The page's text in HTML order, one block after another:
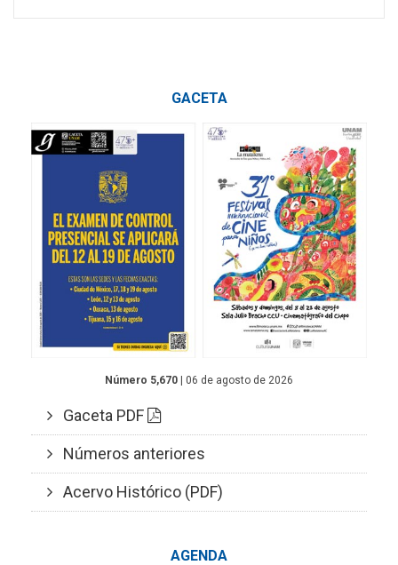
GACETA
Número 5,670 | 06 de agosto de 2026
Gaceta PDF
Números anteriores
Acervo Histórico (PDF)
AGENDA